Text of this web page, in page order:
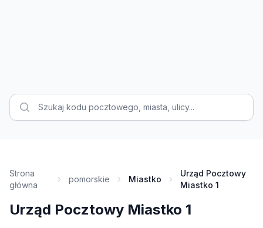
Strona
główna
pomorskie Miastko
Urząd Pocztowy
Miastko 1
Urząd Pocztowy Miastko 1